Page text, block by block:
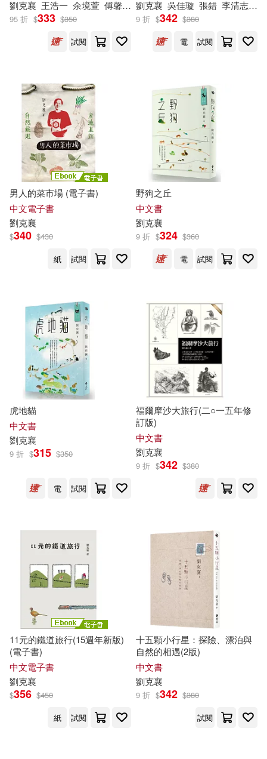
劉克襄 王浩一 余境萱 傅馨逸 林凌寧 林家棟 洪福田
95 折 $333 $350
試閱
劉克襄 吳佳璇 張錯 李清志 林
9 折 $342 $380
電
試閱
男人的菜市場 (電子書)
中文電子書
劉克襄
$340 $430
紙
試閱
野狗之丘
中文書
劉克襄
9 折 $324 $360
電
試閱
虎地貓
中文書
劉克襄
9 折 $315 $350
電 試閱
福爾摩沙大旅行(二○一五年修
訂版)
中文書
劉克襄
9 折 $342 $380
11元的鐵道旅行(15週年新版)
(電子書)
中文電子書
劉克襄
$356 $450
紙
試閱
十五顆小行星：探險、漂泊與
自然的相遇(2版)
中文書
劉克襄
9 折 $342 $380
試閱